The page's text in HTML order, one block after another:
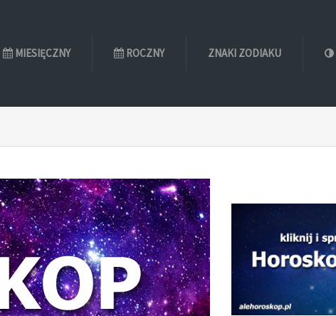
MIESIĘCZNY ROCZNY ZNAKI ZODIAKU